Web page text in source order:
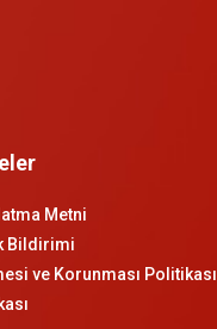
Metni
Bildirimi
ve Korunması Politikası